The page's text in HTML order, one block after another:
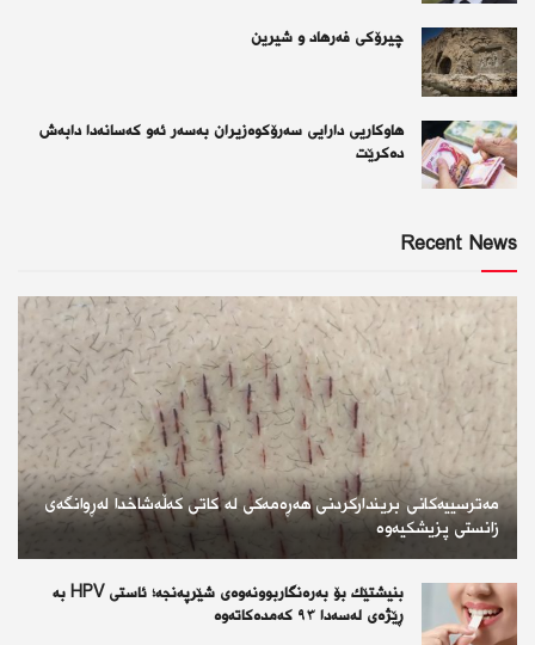
چیرۆكی فەرهاد و شیرین
هاوکاریی دارایی سەرۆکوەزیران بەسەر ئەو كەسانەدا دابەش
دەکرێت
Recent News
مەترسییەکانی بریندارکردنی هەڕەمەکی لە کاتی کەڵەشاخدا لەڕوانگەی
زانستی پزیشکیەوە
بنیشتێك بۆ بەرەنگاربوونەوەی شێرپەنجە؛ ئاستی HPV بە
ڕێژەی لەسەدا ٩٣ كەمدەكاتەوە